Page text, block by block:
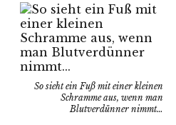
So sieht ein Fuß mit einer kleinen
Schramme aus, wenn man
Blutverdünner nimmt…